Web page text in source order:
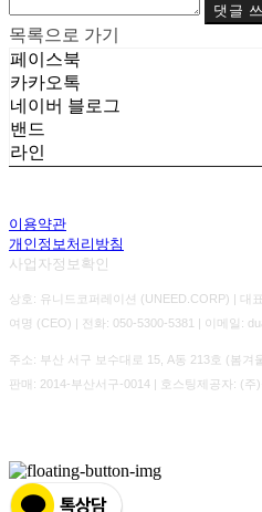
댓글
목록으로 가기
페이스북
카카오톡
네이버 블로그
밴드
라인
이용약관
개인정보처리방침
사업자정보확인
상호: 유니드코퍼레이션 (UNEED.CORP) | 대
여명 (CEO) | 전화: 050-5300-5381 | 이메일:
주소: 부산 서구 보수대로 15, A동 213호 (봄겨
판매: 2014-부산서구-0014 | 호스팅제공자: (주